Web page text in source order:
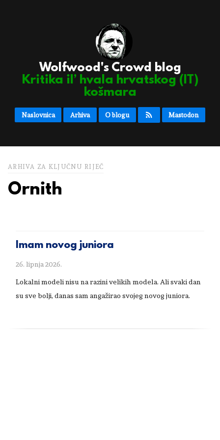
Wolfwood's Crowd blog
Kritika il’ hvala hrvatskog (IT)
košmara
Naslovnica Arhiva O blogu Mastodon
ARHIVA ZA KLJUČNU RIJEČ
Ornith
Imam novog juniora
26. lipnja 2026.
Lokalni modeli nisu na razini velikih modela. Ali svaki dan
su sve bolji, danas sam angažirao svojeg novog juniora.